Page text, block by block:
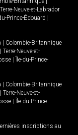
Terre-Neuve-et-Labrador
Prince-Édouard |
| Colombie-Britannique
| Terre-Neuve-et-
| Île-du-Prince-
| Colombie-Britannique
| Terre-Neuve-et-
| Île-du-Prince-
inscriptions au